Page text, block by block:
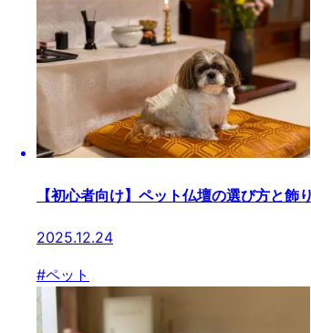
【初心者向け】ペット仏壇の選び方と飾
2025.12.24
#ペット